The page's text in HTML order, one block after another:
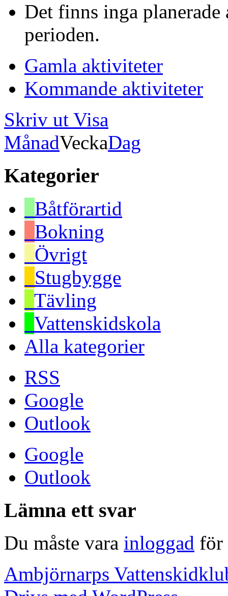
Det finns inga
perioden.
Gamla aktiviteter
Kommande aktiviteter
Skriv ut Visa
MånadVeckaDag
Kategorier
Båtförartid
Bokning
Övrigt
Stugbygge
Tävling
Vattenskidskola
Alla kategorier
RSS
Google
Outlook
Google
Outlook
Lämna ett svar
Du måste vara inloggad för
Ambjörnarps